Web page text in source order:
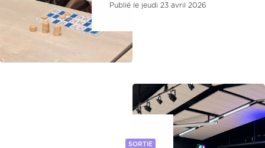
Publié le jeudi 23 avril 2026
SORTIE